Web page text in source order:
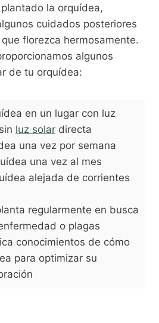
la orquídea,
cuidados posteriores
florezca hermosamente.
algunos
de tu orquídea:
en un lugar con luz
luz solar directa
una vez por semana
una vez al mes
alejada de corrientes
regularmente en busca
o plagas
conocimientos de cómo
para optimizar su